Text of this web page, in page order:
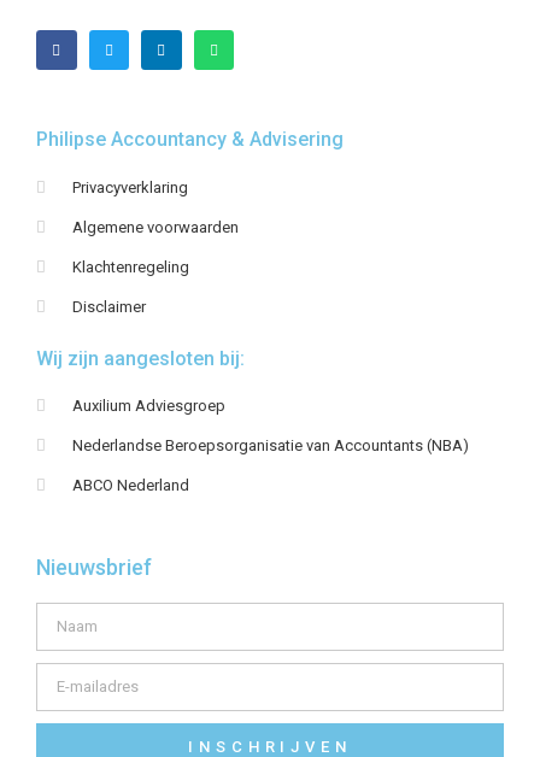
Philipse Accountancy & Advisering
Privacyverklaring
Algemene voorwaarden
Klachtenregeling
Disclaimer
Wij zijn aangesloten bij:
Auxilium Adviesgroep
Nederlandse Beroepsorganisatie van Accountants (NBA)
ABCO Nederland
Nieuwsbrief
INSCHRIJVEN